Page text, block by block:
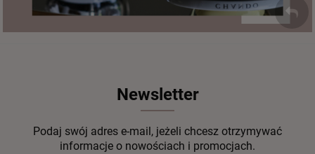
Newsletter
Podaj swój adres e-mail, jeżeli chcesz otrzymywać
informacje o nowościach i promocjach.